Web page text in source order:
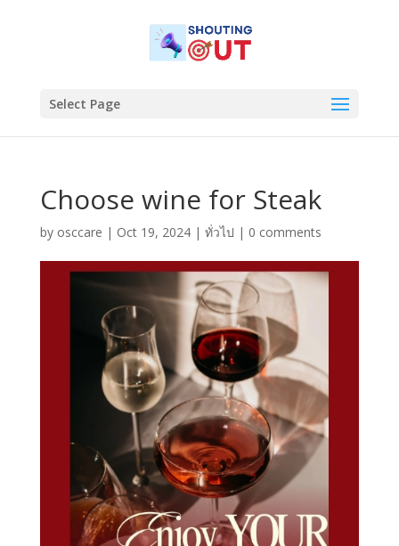
Select Page
Choose wine for Steak
by osccare | Oct 19, 2024| ทั่วไป | 0 comments